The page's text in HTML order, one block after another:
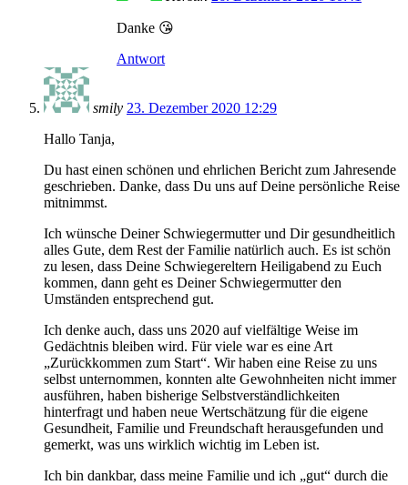
Danke 😘
Antwort
smily 23. Dezember 2020 12:29
Hallo Tanja,
Du hast einen schönen und ehrlichen Bericht zum Jahresende
geschrieben. Danke, dass Du uns auf Deine persönliche Reise
mitnimmst.
Ich wünsche Deiner Schwiegermutter und Dir gesundheitlich
alles Gute, dem Rest der Familie natürlich auch. Es ist schön
zu lesen, dass Deine Schwiegereltern Heiligabend zu Euch
kommen, dann geht es Deiner Schwiegermutter den
Umständen entsprechend gut.
Ich denke auch, dass uns 2020 auf vielfältige Weise im
Gedächtnis bleiben wird. Für viele war es eine Art
„Zurückkommen zum Start“. Wir haben eine Reise zu uns
selbst unternommen, konnten alte Gewohnheiten nicht immer
ausführen, haben bisherige Selbstverständlichkeiten
hinterfragt und haben neue Wertschätzung für die eigene
Gesundheit, Familie und Freundschaft herausgefunden und
gemerkt, was uns wirklich wichtig im Leben ist.
Ich bin dankbar, dass meine Familie und ich „gut“ durch die